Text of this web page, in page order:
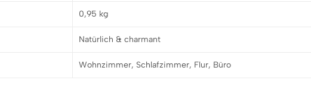
0,95 kg
Natürlich & charmant
Wohnzimmer, Schlafzimmer, Flur, Büro